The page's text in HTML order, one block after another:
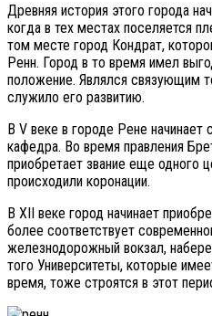
Древняя история этого города
когда в тех местах поселяется
том месте город Кондрат,
Ренн. Город в то время имел
положение. Являлся связующим
служило его развитию.
В V веке в городе Рене начинает
кафедра. Во время правления
приобретает звание еще одного
происходили коронации.
В XII веке город начинает
более соответствует
железнодорожный вокзал,
того Университеты, которые
время, тоже строятся в этот